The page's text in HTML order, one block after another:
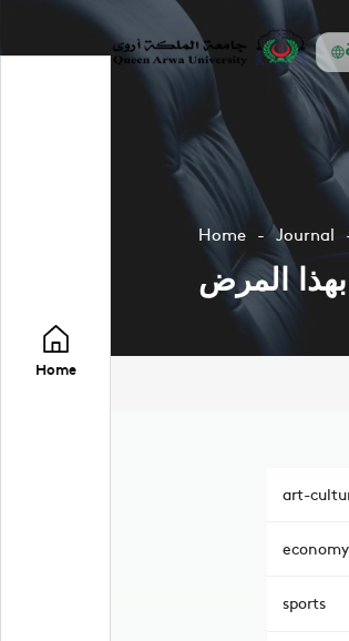
Home
Home Journal
المرض
art-
economy
sports